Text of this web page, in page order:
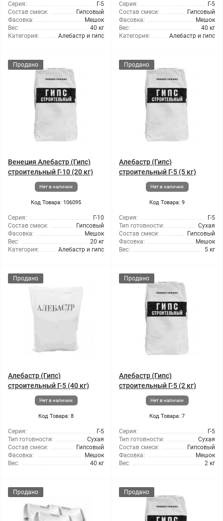
Серия:
Г-5
Состав смеси:
Гипсовый
Фасовка:
Мешок
Вес:
40 кг
Категория:
Алебастр и гипс
Серия:
Г-5
Состав смеси:
Гипсовый
Фасовка:
Мешок
Вес:
40 кг
Категория:
Алебастр и гипс
Продано
Венеция Алебастр (Гипс)
строительный Г-10 (20 кг)
Нет в наличии
Код Товара: 106095
Серия:
Г-10
Состав смеси:
Гипсовый
Фасовка:
Мешок
Вес:
20 кг
Категория:
Алебастр и гипс
Продано
Алебастр (Гипс)
строительный Г-5 (5 кг)
Нет в наличии
Код Товара: 9
Серия:
Г-5
Тип готовности:
Сухая
Состав смеси:
Гипсовый
Фасовка:
Мешок
Вес:
5 кг
Продано
Алебастр (Гипс)
строительный Г-5 (40 кг)
Нет в наличии
Код Товара: 8
Серия:
Г-5
Тип готовности:
Сухая
Состав смеси:
Гипсовый
Фасовка:
Мешок
Вес:
40 кг
Продано
Алебастр (Гипс)
строительный Г-5 (2 кг)
Нет в наличии
Код Товара: 7
Серия:
Г-5
Тип готовности:
Сухая
Состав смеси:
Гипсовый
Фасовка:
Мешок
Вес:
2 кг
Продано Продано